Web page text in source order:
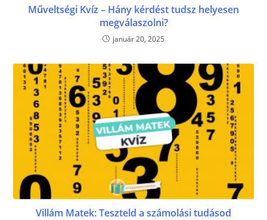
Műveltségi Kvíz – Hány kérdést tudsz helyesen
megválaszolni?
január 20, 2025
Villám Matek: Teszteld a számolási tudásod